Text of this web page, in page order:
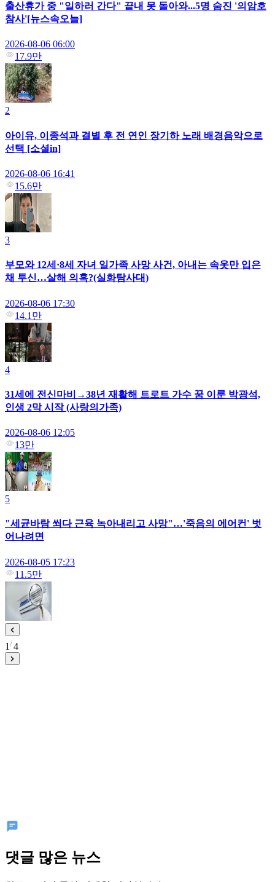
출산휴가 중 "일하러 간다" 끝내 못 돌아와...5명 숨진 '의암호
참사'[뉴스속오늘]
2026-08-06 06:00
17.9만
2
아이유, 이종석과 결별 후 전 연인 장기하 노래 배경음악으로
선택 [소셜in]
2026-08-06 16:41
15.6만
3
부모와 12세·8세 자녀 일가족 사망 사건, 아내는 속옷만 입은
채 투신…살해 의혹?(실화탐사대)
2026-08-06 17:30
14.1만
4
31세에 전신마비→38년 재활해 트로트 가수 꿈 이룬 박광석,
인생 2막 시작 (사랑의가족)
2026-08-06 12:05
13만
5
"세균바람 쐬다 근육 녹아내리고 사망"…'죽음의 에어컨' 벗
어나려면
2026-08-05 17:23
11.5만
1 4
댓글 많은 뉴스